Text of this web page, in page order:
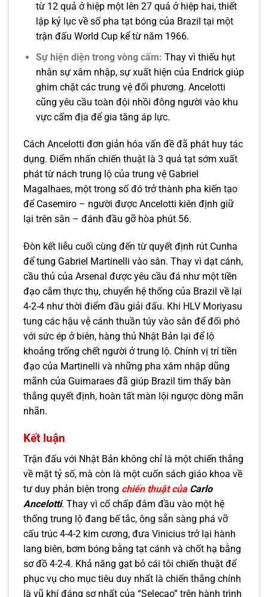
từ 12 quả ở hiệp một lên 27 quả ở hiệp hai, thiết
lập kỷ lục về số pha tạt bóng của Brazil tại một
trận đấu World Cup kể từ năm 1966.
Sự hiện diện trong vòng cấm: Thay vì thiếu hụt
nhân sự xâm nhập, sự xuất hiện của Endrick giúp
ghim chặt các trung vệ đối phương. Ancelotti
cũng yêu cầu toàn đội nhồi đông người vào khu
vực cấm địa để gia tăng áp lực.
Cách Ancelotti đơn giản hóa vấn đề đã phát huy tác
dụng. Điểm nhấn chiến thuật là 3 quả tạt sớm xuất
phát từ nách trung lộ của trung vệ Gabriel
Magalhaes, một trong số đó trở thành pha kiến tạo
để Casemiro – người được Ancelotti kiên định giữ
lại trên sân – đánh đầu gỡ hòa phút 56.
Đòn kết liễu cuối cùng đến từ quyết định rút Cunha
để tung Gabriel Martinelli vào sân. Thay vì dạt cánh,
cầu thủ của Arsenal được yêu cầu đá như một tiền
đạo cắm thực thụ, chuyển hệ thống của Brazil về lại
4-2-4 như thời điểm đầu giải đấu. Khi HLV Moriyasu
tung các hậu vệ cánh thuần túy vào sân để đối phó
với sức ép ở biên, hàng thủ Nhật Bản lại để lộ
khoảng trống chết người ở trung lộ. Chính vị trí tiền
đạo của Martinelli và những pha xâm nhập dũng
mãnh của Guimaraes đã giúp Brazil tìm thấy bàn
thắng quyết định, hoàn tất màn lội ngược dòng mãn
nhãn.
Kết luận
Trận đấu với Nhật Bản không chỉ là một chiến thắng
về mặt tỷ số, mà còn là một cuốn sách giáo khoa về
tư duy phản biện trong chiến thuật của Carlo
Ancelotti. Thay vì cố chấp đâm đầu vào một hệ
thống trung lộ đang bế tắc, ông sẵn sàng phá vỡ
cấu trúc 4-4-2 kim cương, đưa Vinicius trở lại hành
lang biên, bơm bóng bằng tạt cánh và chốt hạ bằng
sơ đồ 4-2-4. Khả năng gạt bỏ cái tôi chiến thuật để
phục vụ cho mục tiêu duy nhất là chiến thắng chính
là vũ khí đáng sợ nhất của “Selecao” trên hành trình